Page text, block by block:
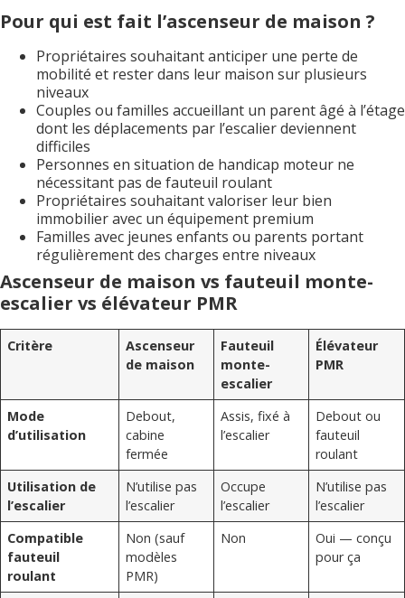
Pour qui est fait l’ascenseur de maison ?
Propriétaires souhaitant anticiper une perte de
mobilité et rester dans leur maison sur plusieurs
niveaux
Couples ou familles accueillant un parent âgé à l’étage
dont les déplacements par l’escalier deviennent
difficiles
Personnes en situation de handicap moteur ne
nécessitant pas de fauteuil roulant
Propriétaires souhaitant valoriser leur bien
immobilier avec un équipement premium
Familles avec jeunes enfants ou parents portant
régulièrement des charges entre niveaux
Ascenseur de maison vs fauteuil monte-
escalier vs élévateur PMR
Critère
Ascenseur
de maison
Fauteuil
monte-
escalier
Élévateur
PMR
Mode
d’utilisation
Debout,
cabine
fermée
Assis, fixé à
l’escalier
Debout ou
fauteuil
roulant
Utilisation de
l’escalier
N’utilise pas
l’escalier
Occupe
l’escalier
N’utilise pas
l’escalier
Compatible
fauteuil
roulant
Non (sauf
modèles
PMR)
Non
Oui — conçu
pour ça